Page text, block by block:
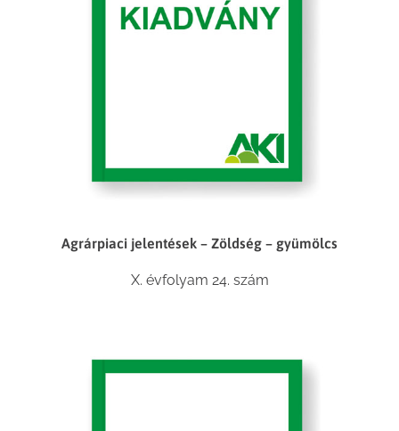
Agrárpiaci jelentések – Zöldség – gyümölcs
X. évfolyam 24. szám